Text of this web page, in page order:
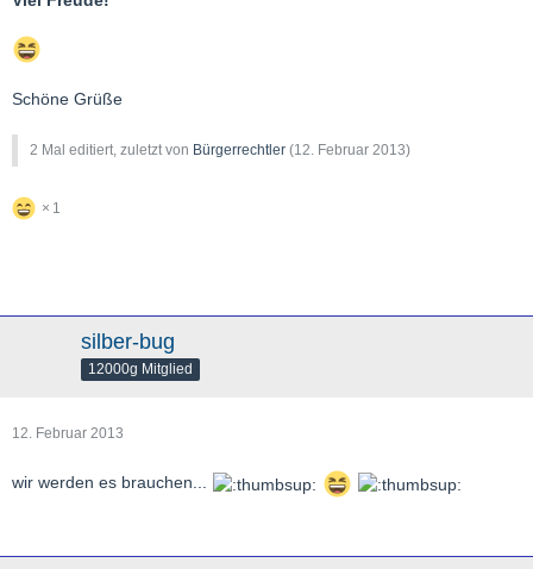
Schöne Grüße
2 Mal editiert, zuletzt von Bürgerrechtler (12. Februar 2013)
1
silber-bug
12000g Mitglied
12. Februar 2013
wir werden es brauchen...